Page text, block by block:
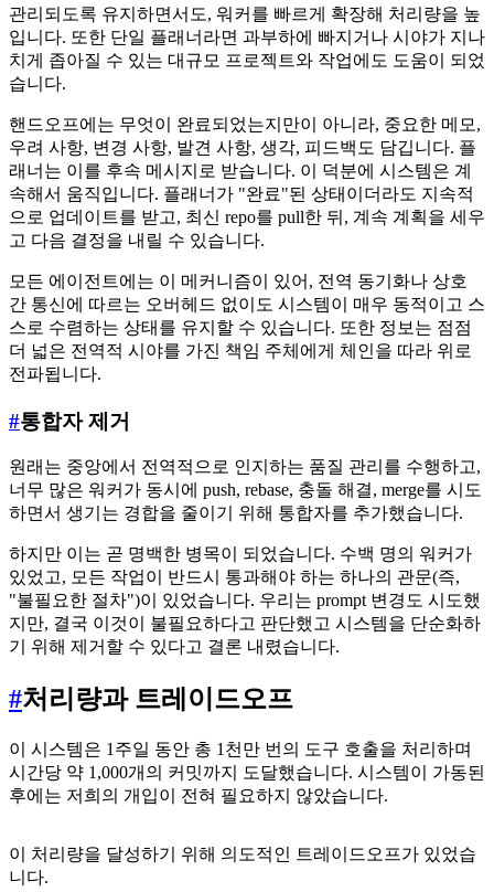
관리되도록 유지하면서도, 워커를 빠르게 확장해 처리량을 높
입니다. 또한 단일 플래너라면 과부하에 빠지거나 시야가 지나
치게 좁아질 수 있는 대규모 프로젝트와 작업에도 도움이 되었
습니다.
핸드오프에는 무엇이 완료되었는지만이 아니라, 중요한 메모,
우려 사항, 변경 사항, 발견 사항, 생각, 피드백도 담깁니다. 플
래너는 이를 후속 메시지로 받습니다. 이 덕분에 시스템은 계
속해서 움직입니다. 플래너가 "완료"된 상태이더라도 지속적
으로 업데이트를 받고, 최신 repo를 pull한 뒤, 계속 계획을 세우
고 다음 결정을 내릴 수 있습니다.
모든 에이전트에는 이 메커니즘이 있어, 전역 동기화나 상호
간 통신에 따르는 오버헤드 없이도 시스템이 매우 동적이고 스
스로 수렴하는 상태를 유지할 수 있습니다. 또한 정보는 점점
더 넓은 전역적 시야를 가진 책임 주체에게 체인을 따라 위로
전파됩니다.
#통합자 제거
원래는 중앙에서 전역적으로 인지하는 품질 관리를 수행하고,
너무 많은 워커가 동시에 push, rebase, 충돌 해결, merge를 시도
하면서 생기는 경합을 줄이기 위해 통합자를 추가했습니다.
하지만 이는 곧 명백한 병목이 되었습니다. 수백 명의 워커가
있었고, 모든 작업이 반드시 통과해야 하는 하나의 관문(즉,
"불필요한 절차")이 있었습니다. 우리는 prompt 변경도 시도했
지만, 결국 이것이 불필요하다고 판단했고 시스템을 단순화하
기 위해 제거할 수 있다고 결론 내렸습니다.
#처리량과 트레이드오프
이 시스템은 1주일 동안 총 1천만 번의 도구 호출을 처리하며
시간당 약 1,000개의 커밋까지 도달했습니다. 시스템이 가동된
후에는 저희의 개입이 전혀 필요하지 않았습니다.
이 처리량을 달성하기 위해 의도적인 트레이드오프가 있었습
니다.